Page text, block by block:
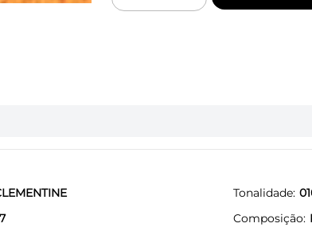
Tonalidade
Composição